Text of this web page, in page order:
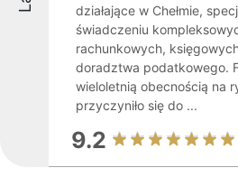
działające w Chełmie,
świadczeniu
rachunkowych,
doradztwa podatkowego.
wieloletnią obecnością na
przyczyniło się do ...
9.2